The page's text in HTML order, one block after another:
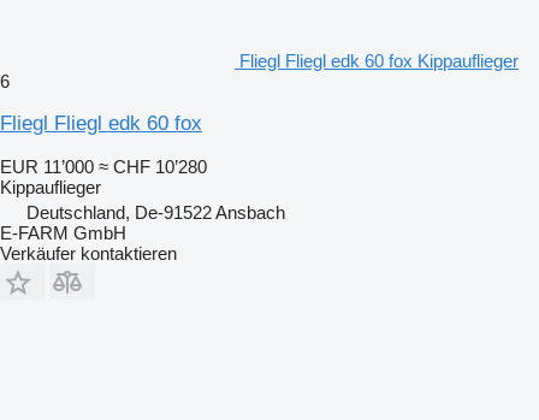
Fliegl Fliegl edk 60 fox Kippauflieger
6
Fliegl Fliegl edk 60 fox
EUR 11’000 ≈ CHF 10’280
Kippauflieger
Deutschland, De-91522 Ansbach
E-FARM GmbH
Verkäufer kontaktieren